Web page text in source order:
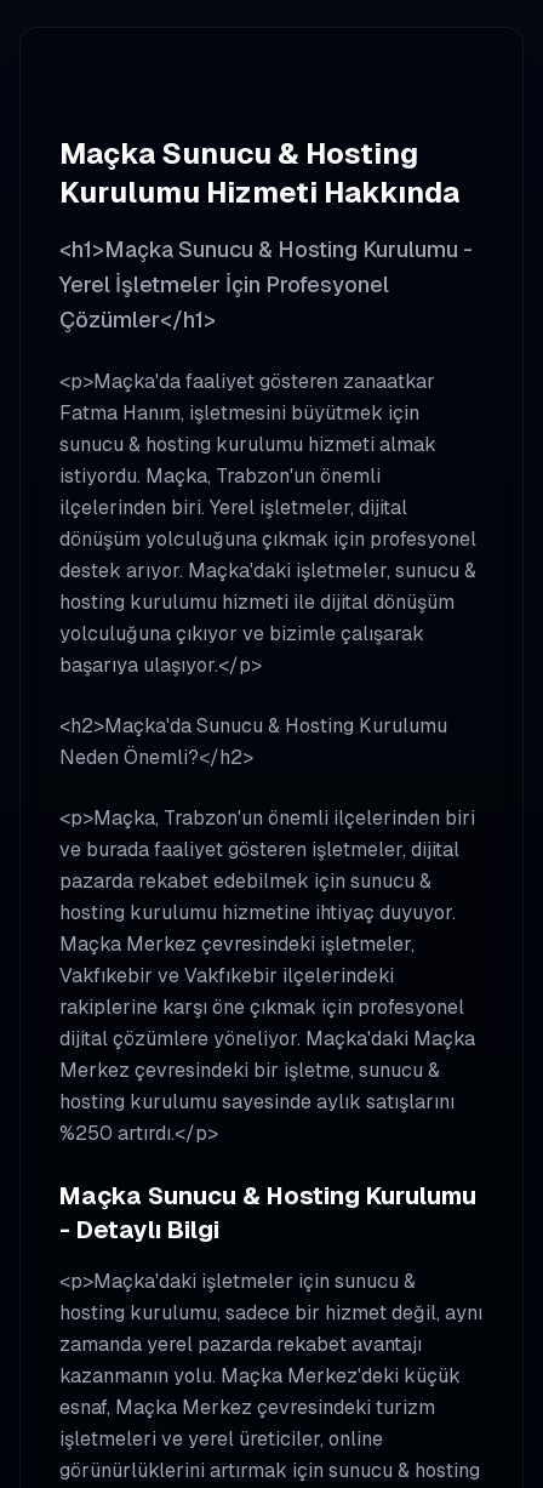
MaçkaSunucu & Hosting
Kurulumu Hizmeti Hakkında
<h1>Maçka Sunucu & Hosting Kurulumu -
Yerel İşletmeler İçin Profesyonel
Çözümler</h1>
<p>Maçka'da faaliyet gösteren zanaatkar
Fatma Hanım, işletmesini büyütmek için
sunucu & hosting kurulumu hizmeti almak
istiyordu. Maçka, Trabzon'un önemli
ilçelerinden biri. Yerel işletmeler, dijital
dönüşüm yolculuğuna çıkmak için profesyonel
destek arıyor. Maçka'daki işletmeler, sunucu &
hosting kurulumu hizmeti ile dijital dönüşüm
yolculuğuna çıkıyor ve bizimle çalışarak
başarıya ulaşıyor.</p>
<h2>Maçka'da Sunucu & Hosting Kurulumu
Neden Önemli?</h2>
<p>Maçka, Trabzon'un önemli ilçelerinden biri
ve burada faaliyet gösteren işletmeler, dijital
pazarda rekabet edebilmek için sunucu &
hosting kurulumu hizmetine ihtiyaç duyuyor.
Maçka Merkez çevresindeki işletmeler,
Vakfıkebir ve Vakfıkebir ilçelerindeki
rakiplerine karşı öne çıkmak için profesyonel
dijital çözümlere yöneliyor. Maçka'daki Maçka
Merkez çevresindeki bir işletme, sunucu &
hosting kurulumu sayesinde aylık satışlarını
%250 artırdı.</p>
Maçka Sunucu & Hosting Kurulumu
- Detaylı Bilgi
<p>Maçka'daki işletmeler için sunucu &
hosting kurulumu, sadece bir hizmet değil, aynı
zamanda yerel pazarda rekabet avantajı
kazanmanın yolu. Maçka Merkez'deki küçük
esnaf, Maçka Merkez çevresindeki turizm
işletmeleri ve yerel üreticiler, online
görünürlüklerini artırmak için sunucu & hosting